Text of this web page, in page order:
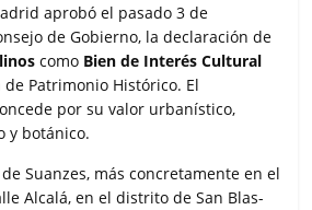
r
t
i
r
aprobó el pasado 3 de
de Gobierno, la declaración de
como Bien de Interés Cultural
Patrimonio Histórico. El
por su valor urbanístico,
y botánico.
Suanzes, más concretamente en el
Alcalá, en el distrito de San Blas-